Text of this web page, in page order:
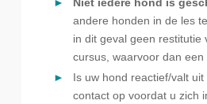
andere honden in de les
in dit geval geen restitutie
cursus, waarvoor dan
Is uw hond reactief/valt
contact op voordat u zich